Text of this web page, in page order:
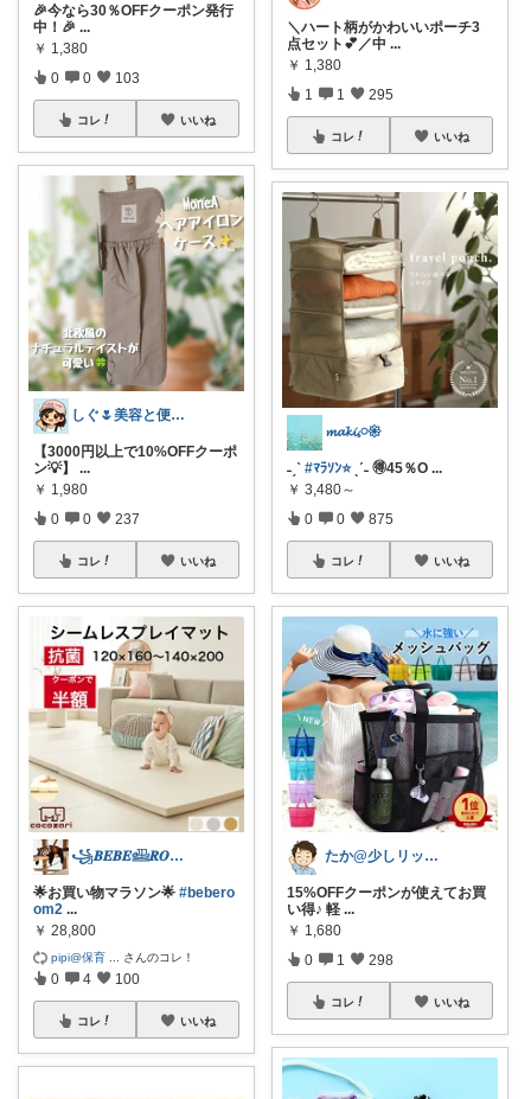
🎉今なら30％OFFクーポン発行
中！🎉 ...
￥ 1,380
0 0 103
コレ いいね
しぐ🌷美容と便利な小物🍀
【3000円以上で10%OFFクーポ
ン💡】
...
￥ 1,980
0 0 237
コレ いいね
꧁𝑩𝑬𝑩𝑬𓊝𝑹𝑶𝑶𝑴꧂
🌟お買い物マラソン🌟 #bebero
om2 ...
￥ 28,800
pipi@保育 さんのコレ！
0 4 100
コレ いいね
＼ハート柄がかわいいポーチ3
点セット💕／中 ...
￥ 1,380
1 1 295
コレ いいね
𝓶𝓪𝓴𝓲𓈒𓏸𑁍
˗ˏˋ #ﾏﾗｿﾝ⭐️ˎˊ˗ 🉐45％O ...
￥ 3,480～
0 0 875
コレ いいね
たか@少しリッチな生活がしたいパパ
15%OFFクーポンが使えてお買
い得♪ 軽 ...
￥ 1,680
0 1 298
コレ いいね